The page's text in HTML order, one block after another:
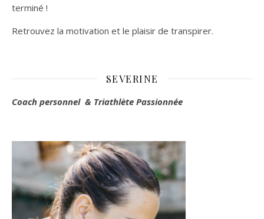
terminé !
Retrouvez la motivation et le plaisir de transpirer.
SEVERINE
Coach personnel & Triathlète Passionnée